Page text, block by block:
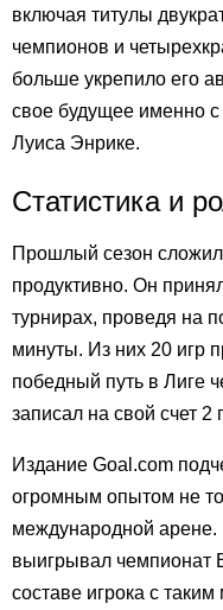
включая титулы
чемпионов и
больше укрепило его
свое будущее именно
Луиса Энрике.
Статистика и
Прошлый сезон
продуктивно. Он
турнирах, проведя на
минуты. Из них 20 игр
победный путь в Лиге
записал на свой счет 2
Издание Goal.com
огромным опытом не
международной
выигрывал чемпионат
составе игрока с